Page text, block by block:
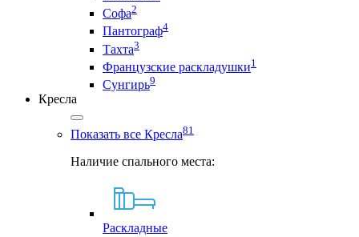
Софа2
Пантограф4
Тахта3
Французские раскладушки1
Сунгирь9
Кресла
Показать все Кресла81
Наличие спального места:
Раскладные